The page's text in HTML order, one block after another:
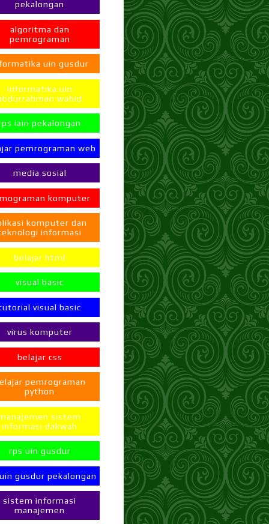
pekalongan
algoritma dan
pemrograman
uin gusdur
informatika uin
wahid
iain pekalongan
pemrograman web
media sosial
komputer
komputer dan
informasi
belajar html
visual basic
visual basic
virus komputer
belajar css
pemrograman
python
sistem
informasi dakwah
rps uin gusdur
gusdur pekalongan
sistem informasi
manajemen